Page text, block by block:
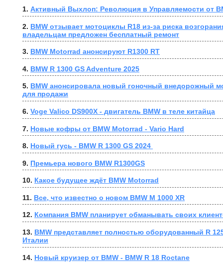
1. Активный Выхлоп: Революция в Управляемости от
2. BMW отзывает мотоциклы R18 из-за риска
владельцам предложен бесплатный ремонт
3. BMW Motorrad анонсируют R1300 RT
4. BMW R 1300 GS Adventure 2025
5. BMW анонсировала новый гоночный внедорожный
для продажи
6. Voge Valico DS900X - двигатель BMW в теле китайца
7. Новые кофры от BMW Motorrad - Vario Hard
8. Новый гусь - BMW R 1300 GS 2024
9. Премьера нового BMW R1300GS
10. Какое будущее ждёт BMW Motorrad
11. Все, что известно о новом BMW M 1000 XR
12. Компания BMW планирует обманывать своих
13. BMW представляет полностью оборудованный R
Италии
14. Новый круизер от BMW - BMW R 18 Roctane